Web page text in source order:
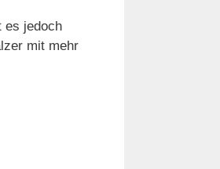
es jedoch
mit mehr